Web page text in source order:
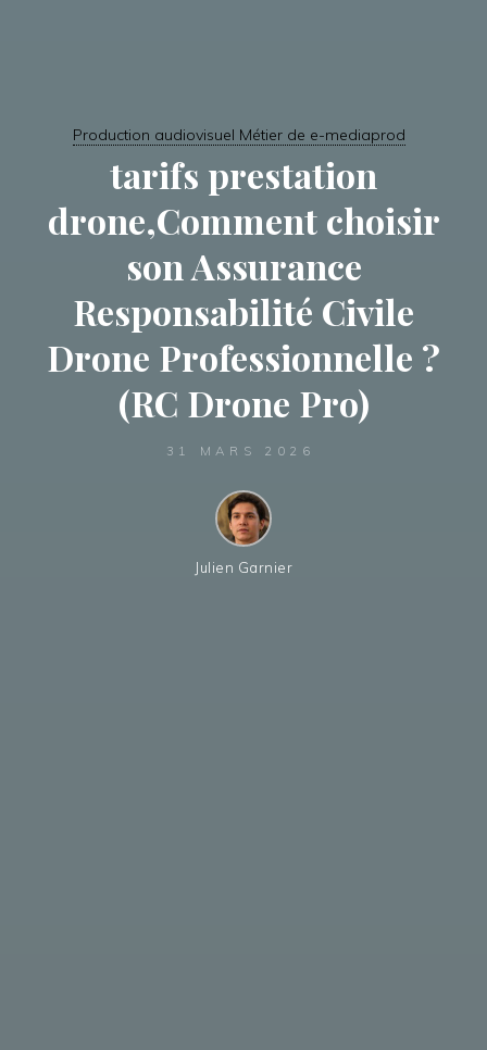
Production audiovisuel Métier de e-mediaprod
tarifs prestation
drone,Comment choisir
son Assurance
Responsabilité Civile
Drone Professionnelle ?
(RC Drone Pro)
31 MARS 2026
Julien Garnier